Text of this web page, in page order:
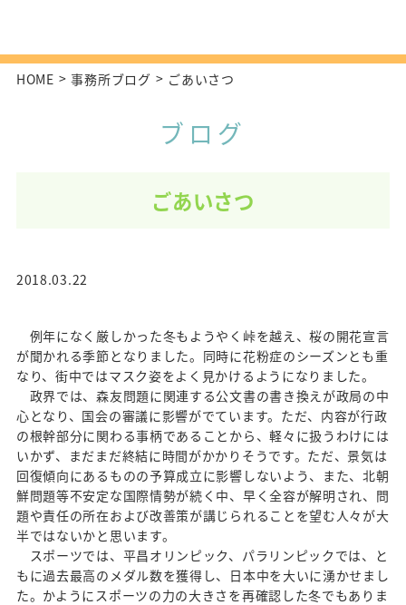
HOME 事務所ブログ ごあいさつ
ブログ
ごあいさつ
2018.03.22
例年になく厳しかった冬もようやく峠を越え、桜の開花宣言
が聞かれる季節となりました。同時に花粉症のシーズンとも重
なり、街中ではマスク姿をよく見かけるようになりました。
政界では、森友問題に関連する公文書の書き換えが政局の中
心となり、国会の審議に影響がでています。ただ、内容が行政
の根幹部分に関わる事柄であることから、軽々に扱うわけには
いかず、まだまだ終結に時間がかかりそうです。ただ、景気は
回復傾向にあるものの予算成立に影響しないよう、また、北朝
鮮問題等不安定な国際情勢が続く中、早く全容が解明され、問
題や責任の所在および改善策が講じられることを望む人々が大
半ではないかと思います。
スポーツでは、平昌オリンピック、パラリンピックでは、と
もに過去最高のメダル数を獲得し、日本中を大いに湧かせまし
た。かようにスポーツの力の大きさを再確認した冬でもありま